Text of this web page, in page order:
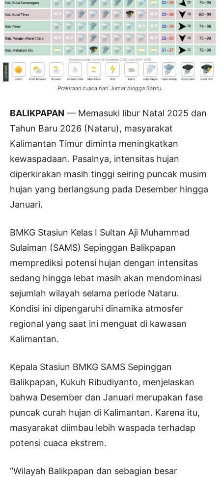
Prakiraan cuaca hari Jumat hingga Sabtu.
BALIKPAPAN — Memasuki libur Natal 2025 dan
Tahun Baru 2026 (Nataru), masyarakat
Kalimantan Timur diminta meningkatkan
kewaspadaan. Pasalnya, intensitas hujan
diperkirakan masih tinggi seiring puncak musim
hujan yang berlangsung pada Desember hingga
Januari.
BMKG Stasiun Kelas I Sultan Aji Muhammad
Sulaiman (SAMS) Sepinggan Balikpapan
memprediksi potensi hujan dengan intensitas
sedang hingga lebat masih akan mendominasi
sejumlah wilayah selama periode Nataru.
Kondisi ini dipengaruhi dinamika atmosfer
regional yang saat ini menguat di kawasan
Kalimantan.
Kepala Stasiun BMKG SAMS Sepinggan
Balikpapan, Kukuh Ribudiyanto, menjelaskan
bahwa Desember dan Januari merupakan fase
puncak curah hujan di Kalimantan. Karena itu,
masyarakat diimbau lebih waspada terhadap
potensi cuaca ekstrem.
“Wilayah Balikpapan dan sebagian besar